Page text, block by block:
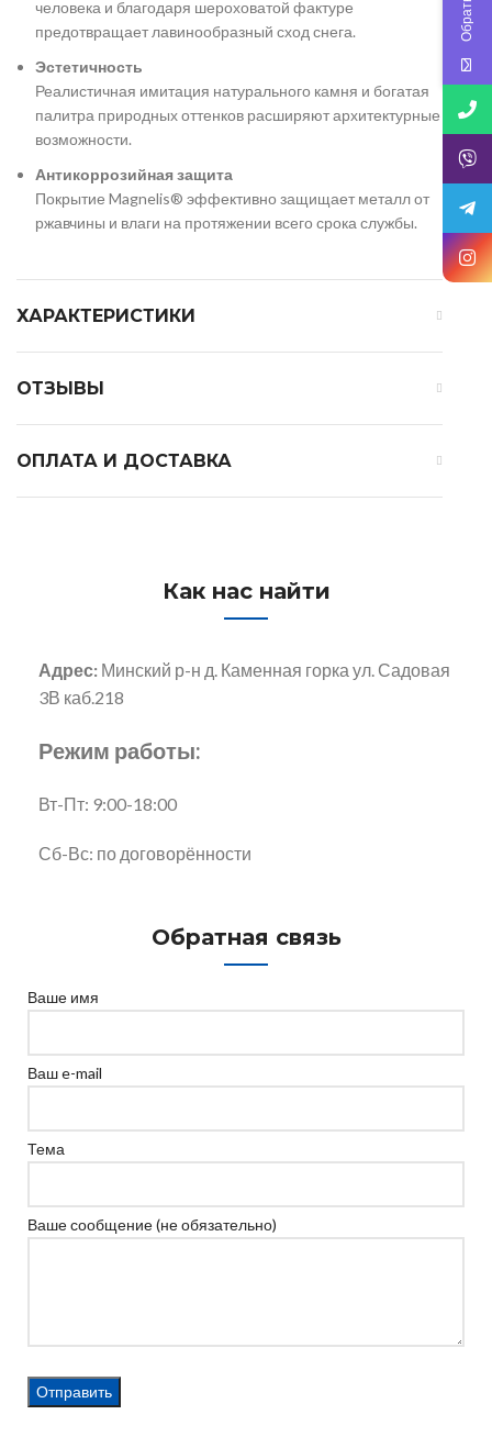
человека и благодаря шероховатой фактуре
предотвращает лавинообразный сход снега.
Эстетичность
Реалистичная имитация натурального камня и богатая
палитра природных оттенков расширяют архитектурные
возможности.
Антикоррозийная защита
Покрытие Magnelis® эффективно защищает металл от
ржавчины и влаги на протяжении всего срока службы.
ХАРАКТЕРИСТИКИ
ОТЗЫВЫ
ОПЛАТА И ДОСТАВКА
Как нас найти
Адрес: Минский р-н д. Каменная горка ул. Садовая
3В каб.218
Режим работы:
Вт-Пт: 9:00-18:00
Сб-Вс: по договорённости
Обратная связь
Ваше имя
Ваш e-mail
Тема
Ваше сообщение (не обязательно)